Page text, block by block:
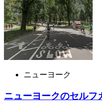
ニューヨーク
ニューヨークのセルフ